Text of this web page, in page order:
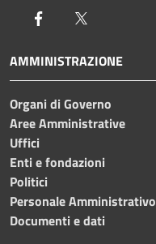
Facebook
AMMINISTRAZIONE
Organi di Governo
Aree Amministrative
Uffici
Enti e fondazioni
Politici
Personale Amministrativo
Documenti e dati